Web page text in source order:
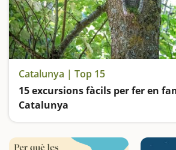
Catalunya | Top 15
15 excursions fàcils per fer en
Catalunya